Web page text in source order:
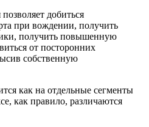
добиться
при вождении, получить
получить повышенную
от посторонних
собственную
как на отдельные сегменты
как правило, различаются